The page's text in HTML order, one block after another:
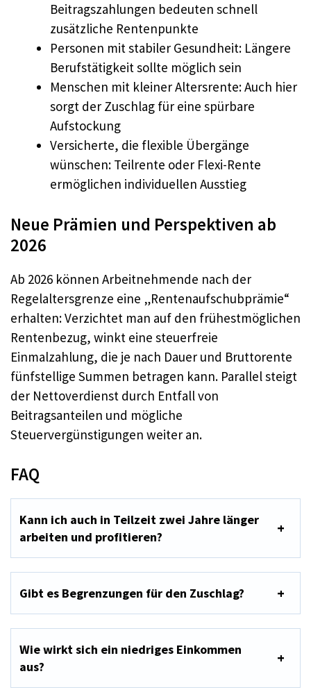
Beitragszahlungen bedeuten schnell
zusätzliche Rentenpunkte
Personen mit stabiler Gesundheit: Längere
Berufstätigkeit sollte möglich sein
Menschen mit kleiner Altersrente: Auch hier
sorgt der Zuschlag für eine spürbare
Aufstockung
Versicherte, die flexible Übergänge
wünschen: Teilrente oder Flexi-Rente
ermöglichen individuellen Ausstieg
Neue Prämien und Perspektiven ab
2026
Ab 2026 können Arbeitnehmende nach der
Regelaltersgrenze eine „Rentenaufschubprämie“
erhalten: Verzichtet man auf den frühestmöglichen
Rentenbezug, winkt eine steuerfreie
Einmalzahlung, die je nach Dauer und Bruttorente
fünfstellige Summen betragen kann. Parallel steigt
der Nettoverdienst durch Entfall von
Beitragsanteilen und mögliche
Steuervergünstigungen weiter an.
FAQ
Kann ich auch in Teilzeit zwei Jahre länger
arbeiten und profitieren?
Gibt es Begrenzungen für den Zuschlag?
Wie wirkt sich ein niedriges Einkommen
aus?